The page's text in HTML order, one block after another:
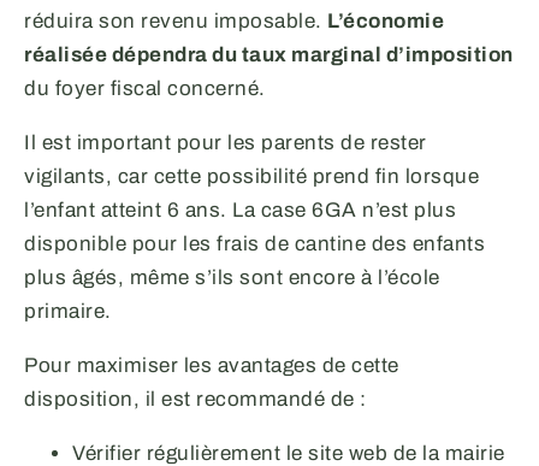
réduira son revenu imposable. L’économie
réalisée dépendra du taux marginal d’imposition
du foyer fiscal concerné.
Il est important pour les parents de rester
vigilants, car cette possibilité prend fin lorsque
l’enfant atteint 6 ans. La case 6GA n’est plus
disponible pour les frais de cantine des enfants
plus âgés, même s’ils sont encore à l’école
primaire.
Pour maximiser les avantages de cette
disposition, il est recommandé de :
Vérifier régulièrement le site web de la mairie